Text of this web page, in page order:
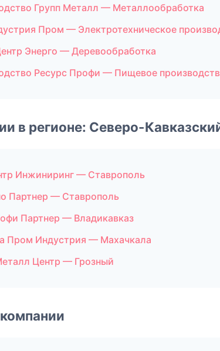
Групп Металл — Металлообработка
Пром — Электротехническое
Энерго — Деревообработка
Ресурс Профи — Пищевое
в регионе: Северо-
Инжиниринг — Ставрополь
Партнер — Ставрополь
Партнер — Владикавказ
Пром Индустрия — Махачкала
Центр — Грозный